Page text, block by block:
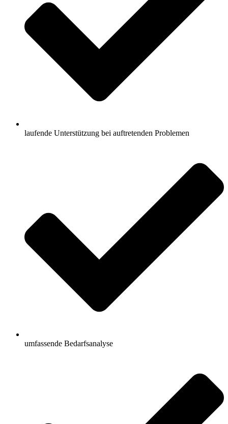
laufende Unterstützung bei auftretenden Problemen
umfassende Bedarfsanalyse